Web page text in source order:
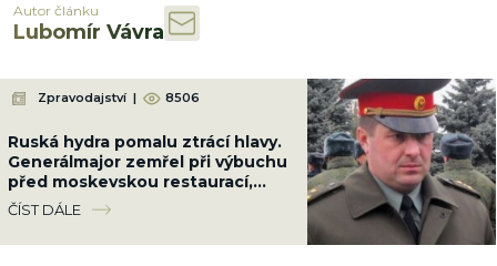
Autor článku
Lubomír Vávra
Zpravodajství | 8506
Ruská hydra pomalu ztrácí hlavy.
Generálmajor zemřel při výbuchu
před moskevskou restaurací,
když slavil narozeniny šéfa
vzdušných sil
ČÍST DÁLE